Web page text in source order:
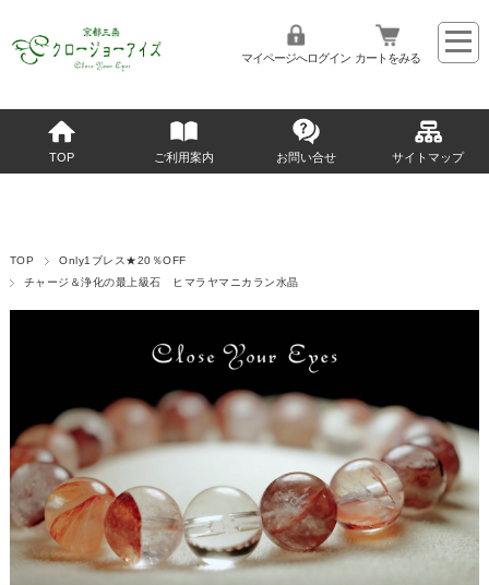
マイページへログイン カートをみる
TOP ご利用案内 お問い合せ サイトマップ
TOP
Only1ブレス★20％OFF
チャージ＆浄化の最上級石 ヒマラヤマニカラン水晶